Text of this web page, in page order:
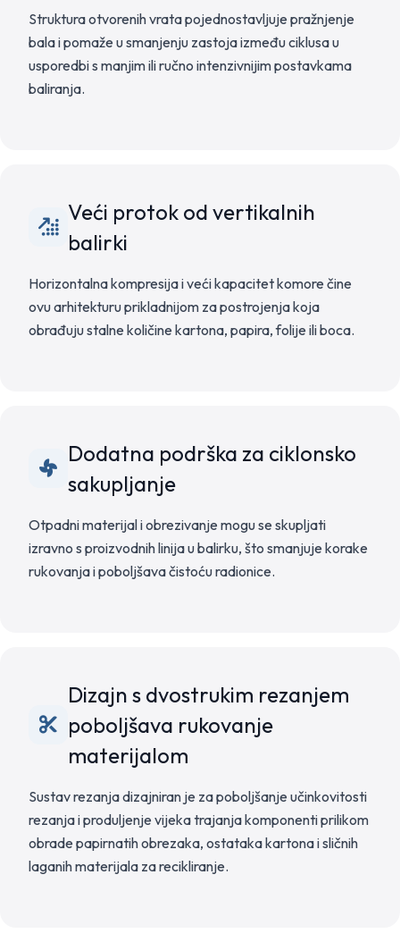
Struktura otvorenih vrata pojednostavljuje pražnjenje
bala i pomaže u smanjenju zastoja između ciklusa u
usporedbi s manjim ili ručno intenzivnijim postavkama
baliranja.
Veći protok od vertikalnih
balirki
Horizontalna kompresija i veći kapacitet komore čine
ovu arhitekturu prikladnijom za postrojenja koja
obrađuju stalne količine kartona, papira, folije ili boca.
Dodatna podrška za ciklonsko
sakupljanje
Otpadni materijal i obrezivanje mogu se skupljati
izravno s proizvodnih linija u balirku, što smanjuje korake
rukovanja i poboljšava čistoću radionice.
Dizajn s dvostrukim rezanjem
poboljšava rukovanje
materijalom
Sustav rezanja dizajniran je za poboljšanje učinkovitosti
rezanja i produljenje vijeka trajanja komponenti prilikom
obrade papirnatih obrezaka, ostataka kartona i sličnih
laganih materijala za recikliranje.